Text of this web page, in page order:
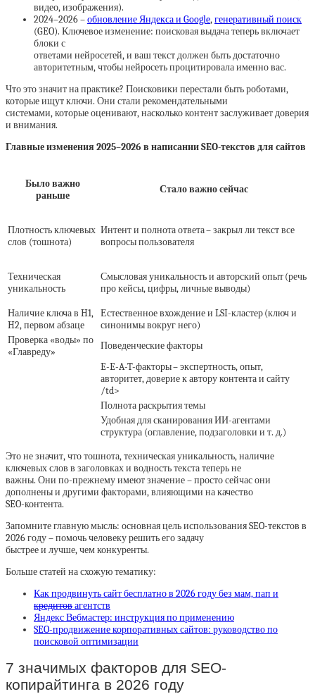
видео, изображения).
2024–2026 –обновление Яндекса и Google,генеративный поиск
(GEO). Ключевое изменение: поисковая выдача теперь включает
блоки с
ответами нейросетей, и ваш текст должен быть достаточно
авторитетным, чтобы нейросеть процитировала именно вас.
Что это значит на практике? Поисковики перестали быть роботами,
которые ищут ключи. Они стали рекомендательными
системами, которые оценивают, насколько контент заслуживает доверия
и внимания.
Главные изменения 2025–2026 в написании SEO-текстов для сайтов
Было важно
раньше
Стало важно сейчас
Плотность ключевых
слов (тошнота)
Интент и полнота ответа – закрыл ли текст все
вопросы пользователя
Техническая
уникальность
Смысловая уникальность и авторский опыт (речь
про кейсы, цифры, личные выводы)
Наличие ключа в H1,
H2, первом абзаце
Естественное вхождение и LSI-кластер (ключ и
синонимы вокруг него)
Проверка «воды» по
«Главреду»
Поведенческие факторы
E-E-A-T-факторы – экспертность, опыт,
авторитет, доверие к автору контента и сайту
/td>
Полнота раскрытия темы
Удобная для сканирования ИИ-агентами
структура (оглавление, подзаголовки и т. д.)
Это не значит, что тошнота, техническая уникальность, наличие
ключевых слов в заголовках и водность текста теперь не
важны. Они по-прежнему имеют значение – просто сейчас они
дополнены и другими факторами, влияющими на качество
SEO-контента.
Запомните главную мысль: основная цель использования SEO-текстов в
2026 году – помочь человеку решить его задачу
быстрее и лучше, чем конкуренты.
Больше статей на схожую тематику:
Как продвинуть сайт бесплатно в 2026 году без мам, пап и
кредитовагентств
Яндекс Вебмастер: инструкция по применению
SEO-продвижение корпоративных сайтов: руководство по
поисковой оптимизации
7 значимых факторов для SEO-
копирайтинга в 2026 году